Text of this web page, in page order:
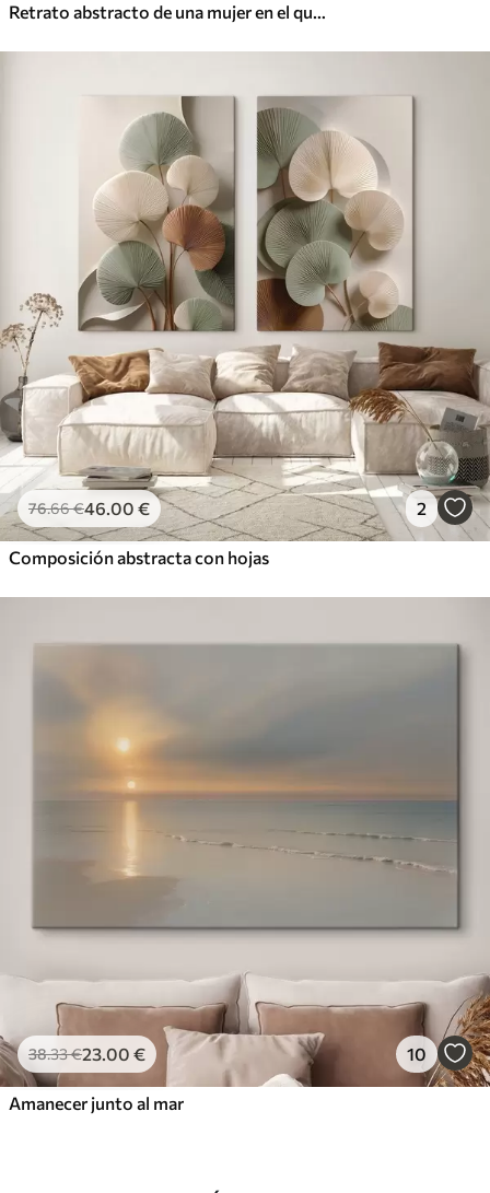
Retrato abstracto de una mujer en el que destacan los ojos y los labios cerrados, realizado en tonos blanco y negro con dinámicas pinceladas de colores cálidos
76.66€46.00 € 2
Composición abstracta con hojas
38.33€23.00 € 10
Amanecer junto al mar